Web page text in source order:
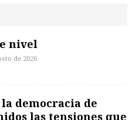
nivel
de 2026
democracia de
las tensiones que